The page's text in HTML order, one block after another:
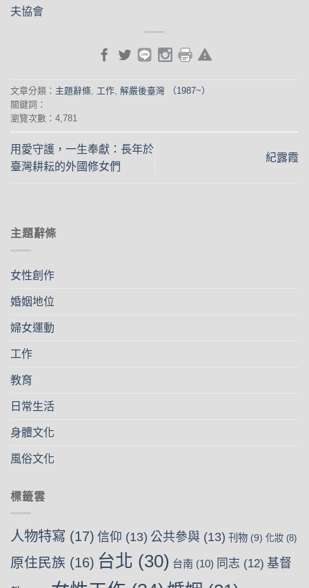
夫協會
文章分類： 主題辭條, 工作, 解嚴後臺灣 （1987~）
關鍵詞：
瀏覽次數：4,781
用愛守護，一生奉獻：長年於
臺灣耕耘的外國修女們
紀露霞
主題辭條
女性創作
婚姻地位
婦女運動
工作
教育
日常生活
身體文化
風俗文化
標籤雲
人物特寫 (17) 信仰 (13) 公共參與 (13) 刊物 (9) 化妝 (8)
原住民族 (16) 台北 (30) 台南 (10) 同志 (12) 基督